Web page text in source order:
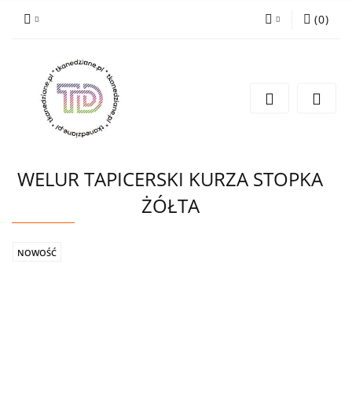
Wyślij e-mail
(0)
WELUR TAPICERSKI KURZA STOPKA
ŻÓŁTA
NOWOŚĆ